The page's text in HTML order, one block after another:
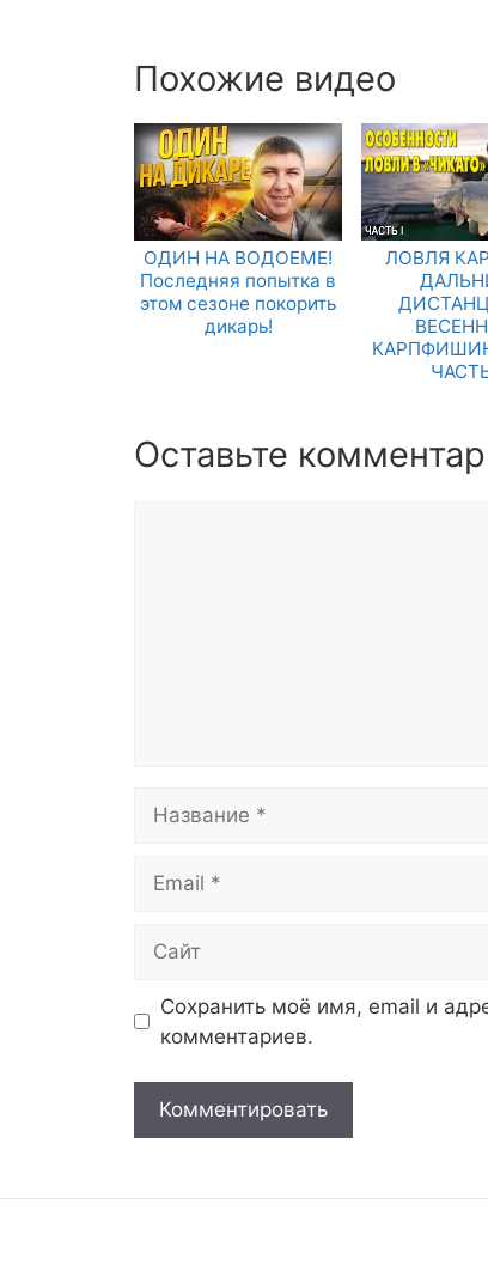
Похожие видео
ОДИН НА ВОДОЕМЕ!
Последняя попытка в
этом сезоне покорить
дикарь!
ЛОВЛЯ
Оставьте
Сохранить моё имя, email и
комментариев.